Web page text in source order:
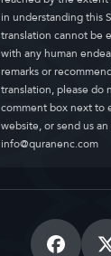
in understanding this
translation cannot be
with any human
remarks or
translation, please
comment box next to
website, or send us
info@quranenc.com